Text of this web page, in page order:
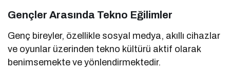
Gençler Arasında Tekno Eğilimler
Genç bireyler, özellikle sosyal medya, akıllı cihazlar
ve oyunlar üzerinden tekno kültürü aktif olarak
benimsemekte ve yönlendirmektedir.